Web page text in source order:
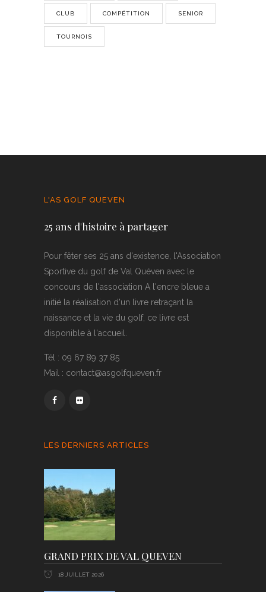
CLUB COMPÉTITION SENIOR
TOURNOIS
L'AS GOLF QUEVEN
25 ans d'histoire à partager
Pour fêter ses 25 ans d'existence, l'Association
Sportive du golf de Val Quéven avec le
concours de l'association A l'encre bleue a
initié la réalisation d'un livre retraçant la
naissance et la vie du golf, ce livre est
disponible à l'accueil.
Tél : 09 67 89 37 85
Mail : contact@asgolfqueven.fr
LES DERNIERS ARTICLES
GRAND PRIX DE VAL QUEVEN
18 JUILLET 2026